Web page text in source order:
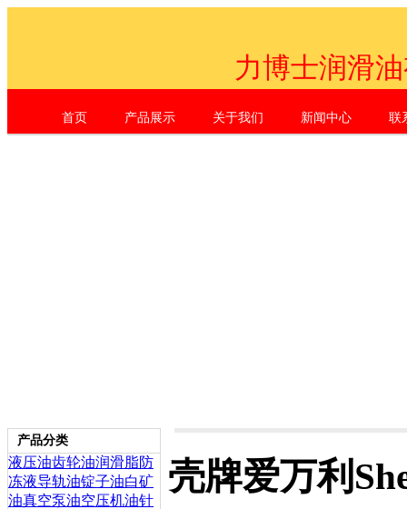
力博士润滑
Shenzhen Li Dr. Industrial Co.,
首页 产品展示 关于我们 新闻中心 联
产品分类
液压油齿轮油润滑脂防
冻液导轨油锭子油白矿
油真空泵油空压机油针
壳牌爱万利